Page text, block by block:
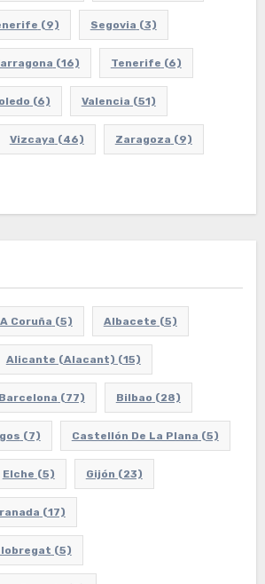
(9) Segovia (3)
(16) Tenerife (6)
(6) Valencia (51)
Vizcaya (46) Zaragoza (9)
A Coruña (5) Albacete (5)
Alicante (Alacant) (15)
Barcelona (77) Bilbao (28)
(7) Castellón De La Plana (5)
Elche (5) Gijón (23)
(17)
(5)